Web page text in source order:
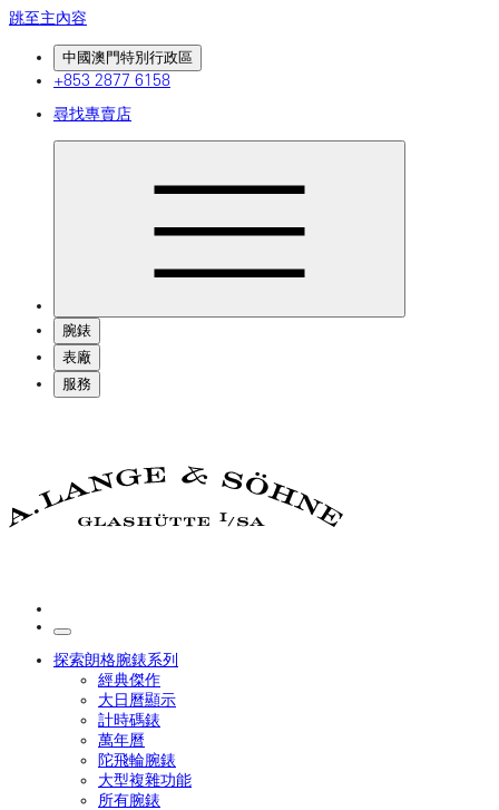
跳至主內容
中國澳門特別行政區
+853 2877 6158
尋找專賣店
腕錶
表廠
服務
探索朗格腕錶系列
經典傑作
大日曆顯示
計時碼錶
萬年曆
陀飛輪腕錶
大型複雜功能
所有腕錶